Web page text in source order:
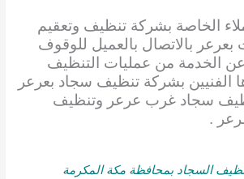
الخاصة بشركة تنظيف وتعقيم
بعرعر بالاتصال بالعميل للوقوف
الخدمة من عمليات التنظيف
الفنيين بشركة تنظيف سجاد بعرعر
سجاد غرب عرعر وتنظيف
.
السجاد بمحافظة مكة المكرمة